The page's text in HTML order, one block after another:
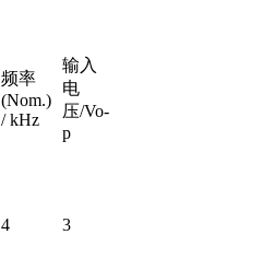
频率
(Nom.)
/ kHz
输入
电
压/Vo-
p
4 3